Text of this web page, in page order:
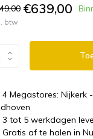
€639,00
btw
4 Megastores:
3 tot 5 werkdagen
Gratis af te halen in